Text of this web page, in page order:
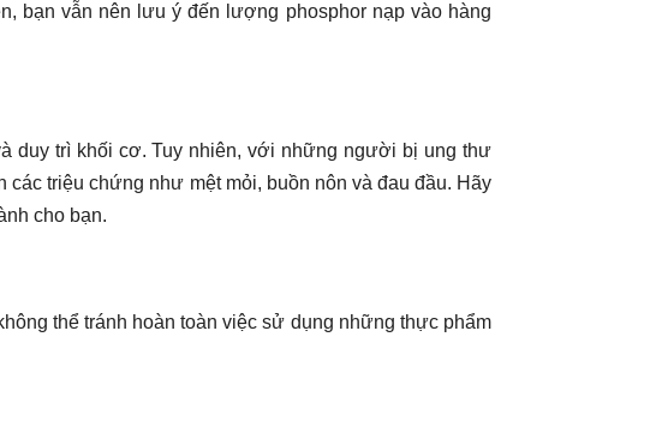
bạn vẫn nên lưu ý đến lượng phosphor nạp vào hàng
duy trì khối cơ. Tuy nhiên, với những người bị ung thư
triệu chứng như mệt mỏi, buồn nôn và đau đầu. Hãy
cho bạn.
thể tránh hoàn toàn việc sử dụng những thực phẩm